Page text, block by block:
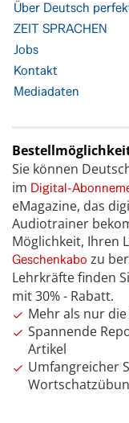
Über Deutsch
ZEIT SPRACHEN
Jobs
Kontakt
Mediadaten
Sie können
im Digital-
eMagazine, das
Audiotrainer
Möglichkeit, Ihren
Geschenkabo zu
Lehrkräfte finden
mit 30% - Rabatt.
Mehr als nur
Spannende
Artikel
Umfangreicher